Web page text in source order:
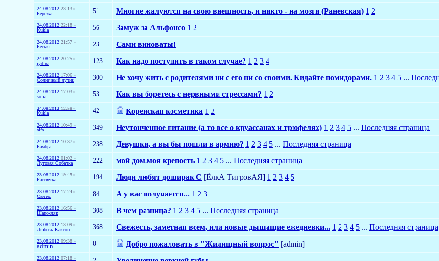
24.08.2012 23:13 »
Березка
51 Многие жалуются на свою внешность, и никто - на мозги (Раневская) 1 2
24.08.2012 22:18 »
Kukla
56 Замуж за Альфонсо 1 2
24.08.2012 21:57 »
Беська
23 Сами виноваты!
24.08.2012 20:25 »
jydina
123 Как надо поступить в таком случае? 1 2 3 4
24.08.2012 17:06 »
Солнечный лучик
300 Не хочу жить с родителями ни с его ни со своими. Кидайте помидорами. 1 2 3 4 5 ...
24.08.2012 17:03 »
sofia
53 Как вы боретесь с нервными стрессами? 1 2
24.08.2012 12:58 »
Kukla
42 Корейская косметика 1 2
24.08.2012 10:49 »
alfa
349 Неутонченное питание (а то все о круассанах и трюфелях) 1 2 3 4 5 ... Последняя страница
24.08.2012 10:37 »
Бамбра
238 Девушки, а вы бы пошли в армию? 1 2 3 4 5 ... Последняя страница
24.08.2012 01:02 »
Луговая Собачка
222 мой дом,моя крепость 1 2 3 4 5 ... Последняя страница
23.08.2012 19:45 »
Рассветка
194 Люди любят доширак С [ЁлкА ТигровАЯ] 1 2 3 4 5
23.08.2012 17:24 »
Cанчес
84 А у вас получается... 1 2 3
23.08.2012 16:56 »
Шапокляк
308 В чем разница? 1 2 3 4 5 ... Последняя страница
23.08.2012 13:09 »
Любовь Каксон
368 Свежесть, заметная всем, или новые дышащие ежедневки... 1 2 3 4 5 ... Последняя страница
23.08.2012 09:38 »
admin 0 Добро пожаловать в "Жилищный вопрос" [admin]
23.08.2012 07:18 »